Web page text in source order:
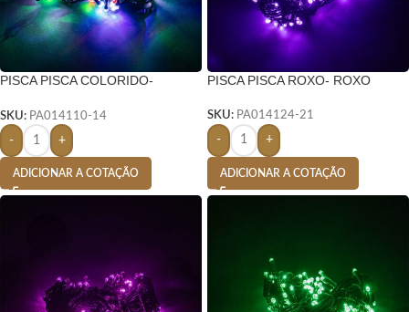
PISCA PISCA COLORIDO-
SKU: PA014110-14
- +
ADICIONAR A COTAÇÃO
PISCA PISCA ROXO- ROXO
SKU: PA014124-21
- +
ADICIONAR A COTAÇÃO